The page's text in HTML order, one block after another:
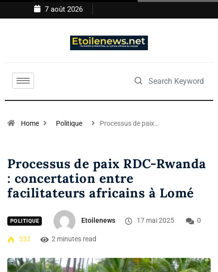
7 août 2026
Home Politique Processus de paix…
Processus de paix RDC-Rwanda
: concertation entre
facilitateurs africains à Lomé
POLITIQUE Etoilenews 17 mai 2025 0
332 2 minutes read